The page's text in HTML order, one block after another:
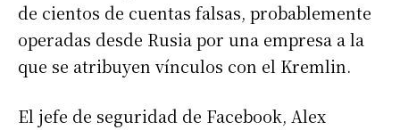
de cientos de cuentas falsas, probablemente
operadas desde Rusia por una empresa a la
que se atribuyen vínculos con el Kremlin.
El jefe de seguridad de Facebook, Alex